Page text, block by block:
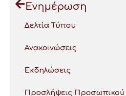
Ενημέρωση
Δελτία Τύπου
Ανακοινώσεις
Εκδηλώσεις
Προσλήψεις Προσωπικού